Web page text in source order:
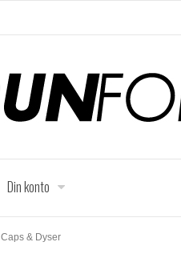
Din konto
Caps & Dyser